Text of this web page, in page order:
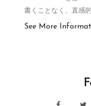
書くことなく、直感
See More